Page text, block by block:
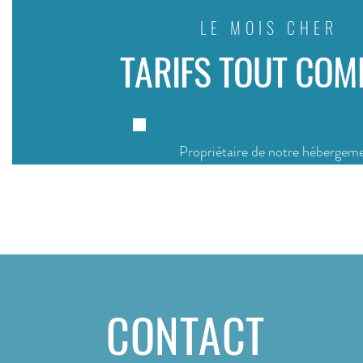
LE MOIS CHER
TARIFS TOUT
Propriétaire de notre
Repas produits sur place
CONTACT